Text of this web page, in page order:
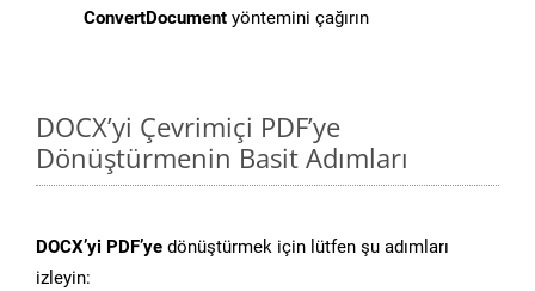
ConvertDocument yöntemini çağırın
DOCX’yi Çevrimiçi PDF’ye
Dönüştürmenin Basit Adımları
DOCX’yi PDF’ye dönüştürmek için lütfen şu adımları
izleyin: